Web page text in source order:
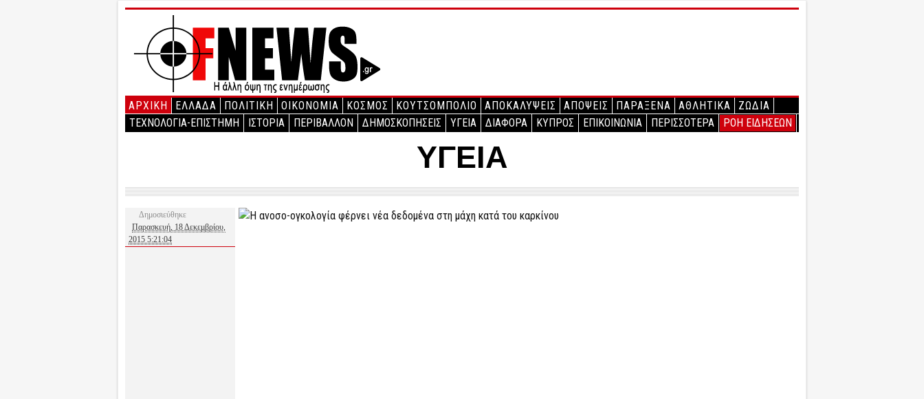
ΑΡΧΙΚΉ ΕΛΛΑΔΑ ΠΟΛΙΤΙΚΗ ΟΙΚΟΝΟΜΙΑ ΚΟΣΜΟΣ ΚΟΥΤΣΟΜΠΟΛΙΟ ΑΠΟΚΑΛΥΨΕΙΣ ΑΠΟΨΕΙΣ ΠΑΡΑΞΕΝΑ ΑΘΛΗΤΙΚΑ
ΖΩΔΙΑ
ΤΕΧΝΟΛΟΓΙΑ-ΕΠΙΣΤΗΜΗ
ΙΣΤΟΡΙΑ ΠΕΡΙΒΑΛΛΟΝ ΔΗΜΟΣΚΟΠΗΣΕΙΣ ΥΓΕΙΑ ΔΙΑΦΟΡΑ ΚΥΠΡΟΣ ΕΠΙΚΟΙΝΩΝΙΑ ΠΕΡΙΣΣΟΤΕΡΑ ΡΟΗ ΕΙΔΗΣΕΩΝ
ΥΓΕΙΑ
Δημοσιεύθηκε
Παρασκευή, 18 Δεκεμβρίου,
2015 5:21:04